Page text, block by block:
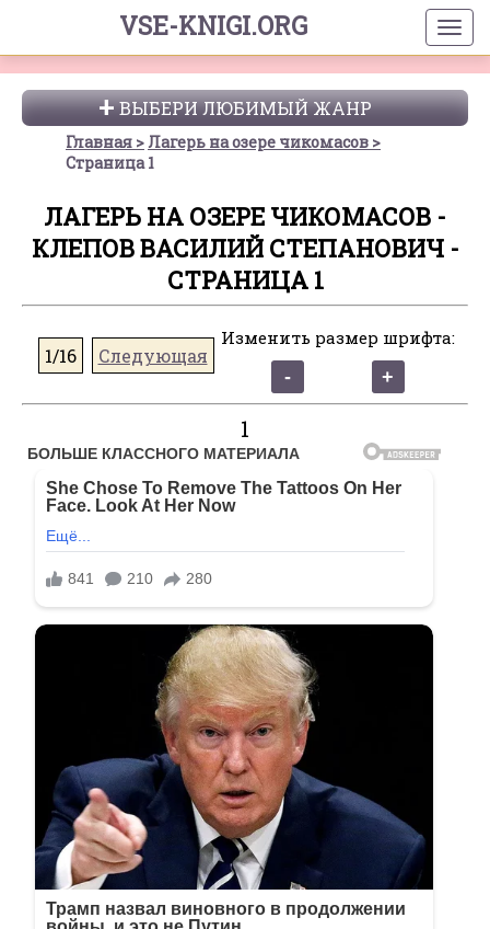
VSE-KNIGI.ORG
ВЫБЕРИ ЛЮБИМЫЙ ЖАНР
Главная
Лагерь на озере чикомасов
Страница 1
ЛАГЕРЬ НА ОЗЕРЕ ЧИКОМАСОВ -
КЛЕПОВ ВАСИЛИЙ СТЕПАНОВИЧ -
СТРАНИЦА 1
1/16 Следующая
Изменить размер шрифта:
1